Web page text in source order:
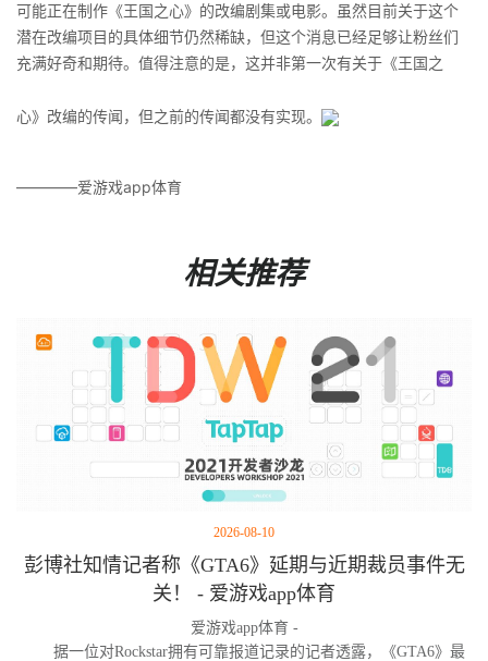
可能正在制作《王国之心》的改编剧集或电影。虽然目前关于这个
潜在改编项目的具体细节仍然稀缺，但这个消息已经足够让粉丝们
充满好奇和期待。值得注意的是，这并非第一次有关于《王国之
心》改编的传闻，但之前的传闻都没有实现。
————爱游戏app体育
相关推荐
2026-08-10
彭博社知情记者称《GTA6》延期与近期裁员事件无
关！ - 爱游戏app体育
爱游戏app体育 -
据一位对Rockstar拥有可靠报道记录的记者透露，《GTA6》最